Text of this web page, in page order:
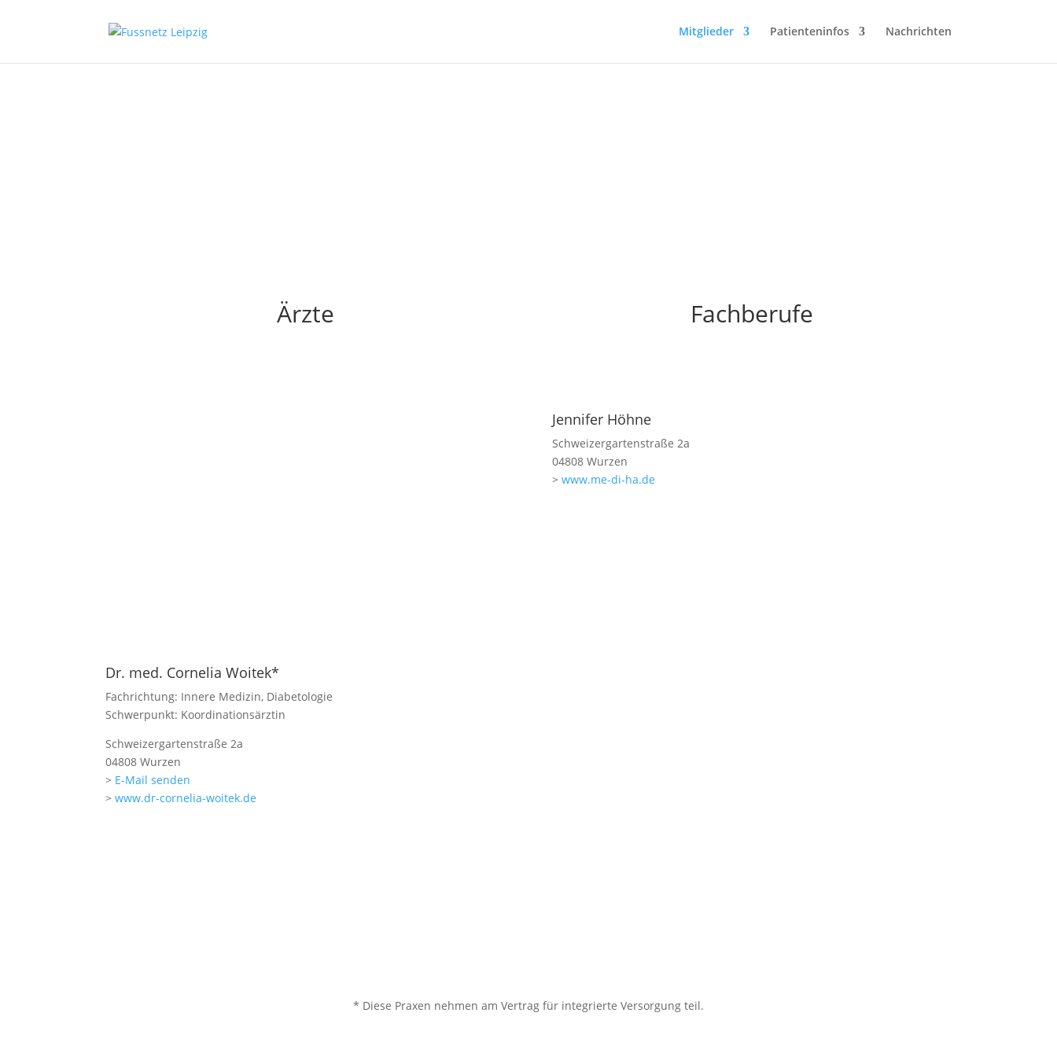
Mitglieder Patienteninfos Nachrichten
Ärzte Fachberufe
Dr. med. Cornelia Woitek*
Fachrichtung: Innere Medizin, Diabetologie
Schwerpunkt: Koordinationsärztin
Schweizergartenstraße 2a
04808 Wurzen
> E-Mail senden
>www.dr-cornelia-woitek.de
Jennifer Höhne
Schweizergartenstraße 2a
04808 Wurzen
> www.me-di-ha.de
* Diese Praxen nehmen am Vertrag für integrierte Versorgung teil.